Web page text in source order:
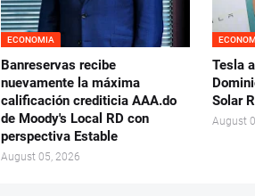
ECONOMIA
Banreservas recibe
nuevamente la máxima
calificación crediticia AAA.do
de Moody's Local RD con
perspectiva Estable
August 05, 2026
Tesla
Solar
August